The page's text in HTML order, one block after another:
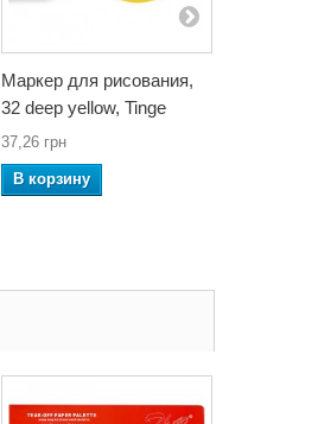
Маркер для рисования,
32 deep yellow, Tinge
37,26 грн
В корзину